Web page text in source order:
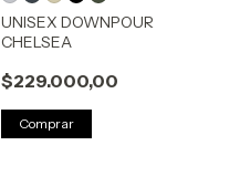
UNISEX DOWNPOUR
CHELSEA
$229.000,00
Comprar